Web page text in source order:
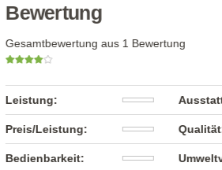
Bewertung
Gesamtbewertung aus 1 Bewertung
Leistung:
Preis/Leistung:
Bedienbarkeit: